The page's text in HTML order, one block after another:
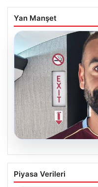
Yan Manşet
05.08.2026
Mohamed Salah
Victor Osimhen’i
Piyasa Verileri